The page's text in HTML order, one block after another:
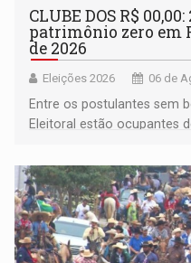
CLUBE DOS R$
patrimônio zero em
de 2026
Eleições 2026 06 de
Entre os postulantes sem
Eleitoral estão ocupantes
Pedro Geovar (PP) e a
(NOVO)